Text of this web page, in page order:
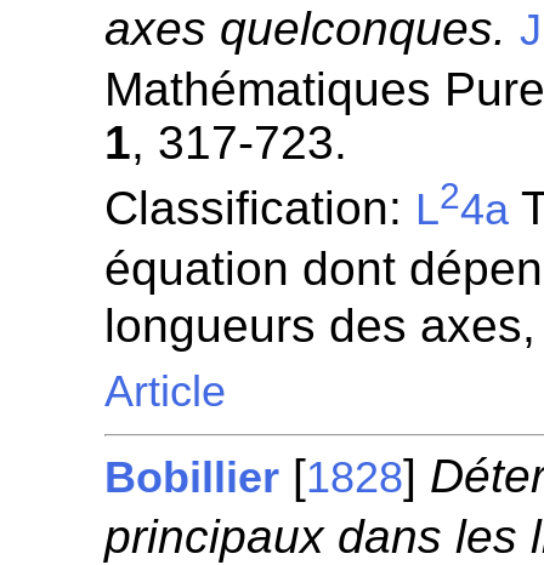
axes quelconques.
Mathématiques
1, 317-723.
Classification: L24a
équation dont
longueurs des
Article
Bobillier [1828]
principaux dans les